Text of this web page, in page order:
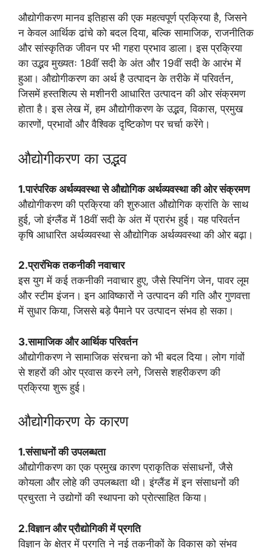
औद्योगीकरण मानव इतिहास की एक महत्वपूर्ण प्रक्रिया है, जिसने
न केवल आर्थिक ढांचे को बदल दिया, बल्कि सामाजिक, राजनीतिक
और सांस्कृतिक जीवन पर भी गहरा प्रभाव डाला। इस प्रक्रिया
का उद्भव मुख्यतः 18वीं सदी के अंत और 19वीं सदी के आरंभ में
हुआ। औद्योगीकरण का अर्थ है उत्पादन के तरीके में परिवर्तन,
जिसमें हस्तशिल्प से मशीनरी आधारित उत्पादन की ओर संक्रमण
होता है। इस लेख में, हम औद्योगीकरण के उद्भव, विकास, प्रमुख
कारणों, प्रभावों और वैश्विक दृष्टिकोण पर चर्चा करेंगे।
औद्योगीकरण का उद्भव
1.पारंपरिक अर्थव्यवस्था से औद्योगिक अर्थव्यवस्था की ओर संक्रमण
औद्योगीकरण की प्रक्रिया की शुरुआत औद्योगिक क्रांति के साथ
हुई, जो इंग्लैंड में 18वीं सदी के अंत में प्रारंभ हुई। यह परिवर्तन
कृषि आधारित अर्थव्यवस्था से औद्योगिक अर्थव्यवस्था की ओर बढ़ा।
2.प्रारंभिक तकनीकी नवाचार
इस युग में कई तकनीकी नवाचार हुए, जैसे स्पिनिंग जेन, पावर लूम
और स्टीम इंजन। इन आविष्कारों ने उत्पादन की गति और गुणवत्ता
में सुधार किया, जिससे बड़े पैमाने पर उत्पादन संभव हो सका।
3.सामाजिक और आर्थिक परिवर्तन
औद्योगीकरण ने सामाजिक संरचना को भी बदल दिया। लोग गांवों
से शहरों की ओर प्रवास करने लगे, जिससे शहरीकरण की
प्रक्रिया शुरू हुई।
औद्योगीकरण के कारण
1.संसाधनों की उपलब्धता
औद्योगीकरण का एक प्रमुख कारण प्राकृतिक संसाधनों, जैसे
कोयला और लोहे की उपलब्धता थी। इंग्लैंड में इन संसाधनों की
प्रचुरता ने उद्योगों की स्थापना को प्रोत्साहित किया।
2.विज्ञान और प्रौद्योगिकी में प्रगति
विज्ञान के क्षेत्र में प्रगति ने नई तकनीकों के विकास को संभव